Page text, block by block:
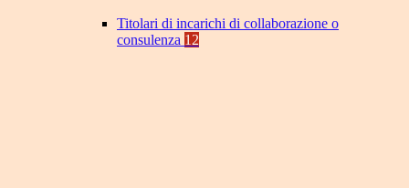
Titolari di incarichi di collaborazione o
consulenza 12